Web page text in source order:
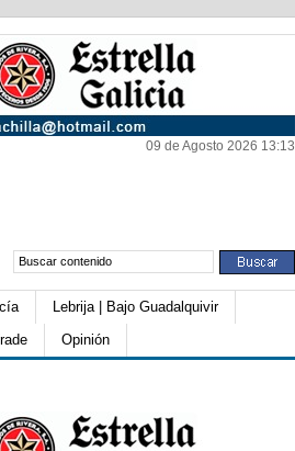
09 de Agosto 2026 13:13
Lebrija | Bajo Guadalquivir
Opinión